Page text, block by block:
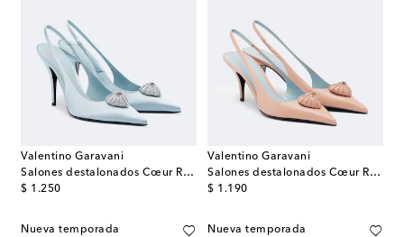
Valentino Garavani
Salones destalonados Cœur Royal de satén
$ 1.250
original price
Valentino Garavani
Salones destalonados Cœur Royal de piel con VLogo
$ 1.190
original price
Nueva temporada Nueva temporada